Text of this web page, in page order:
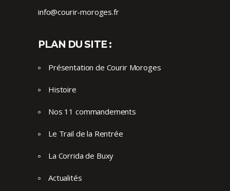
info@courir-moroges.fr
PLAN DU SITE :
Présentation de Courir Moroges
Histoire
Nos 11 commandements
Le Trail de la Rentrée
La Corrida de Buxy
Actualités